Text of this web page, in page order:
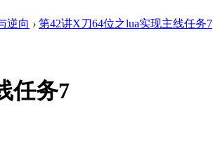
逆向 › 第42讲X刀64位之lua实现主线任务7
任务7